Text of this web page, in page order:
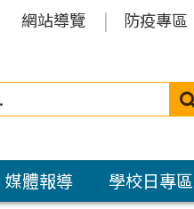
網站導覽 防疫專區
媒體報導 學校日專區